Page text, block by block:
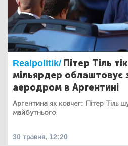
Realpolitik/ Пітер Тіль
мільярдер облаштовує
аеродром в Аргентині
Аргентина як ковчег: Пітер Тіль
майбутнього
30 травня, 12:20